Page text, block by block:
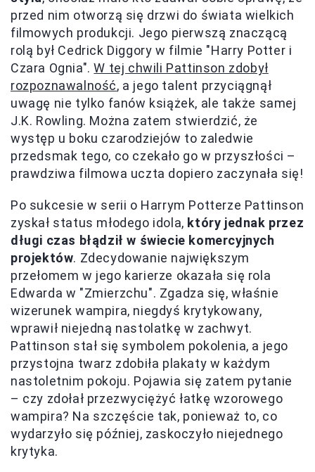
przed nim otworzą się drzwi do świata wielkich
filmowych produkcji. Jego pierwszą znaczącą
rolą był Cedrick Diggory w filmie "Harry Potter i
Czara Ognia".W tej chwili Pattinson zdobył
rozpoznawalność, a jego talent przyciągnął
uwagę nie tylko fanów książek, ale także samej
J.K. Rowling. Można zatem stwierdzić, że
występ u boku czarodziejów to zaledwie
przedsmak tego, co czekało go w przyszłości –
prawdziwa filmowa uczta dopiero zaczynała się!
Po sukcesie w serii o Harrym Potterze Pattinson
zyskał status młodego idola, który jednak przez
długi czas błądził w świecie komercyjnych
projektów. Zdecydowanie największym
przełomem w jego karierze okazała się rola
Edwarda w "Zmierzchu". Zgadza się, właśnie
wizerunek wampira, niegdyś krytykowany,
wprawił niejedną nastolatkę w zachwyt.
Pattinson stał się symbolem pokolenia, a jego
przystojna twarz zdobiła plakaty w każdym
nastoletnim pokoju. Pojawia się zatem pytanie
– czy zdołał przezwyciężyć łatkę wzorowego
wampira? Na szczęście tak, ponieważ to, co
wydarzyło się później, zaskoczyło niejednego
krytyka.